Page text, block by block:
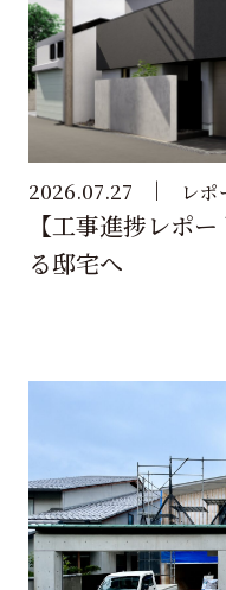
2026.07.27 レポ
【工事進捗レポ
る邸宅へ